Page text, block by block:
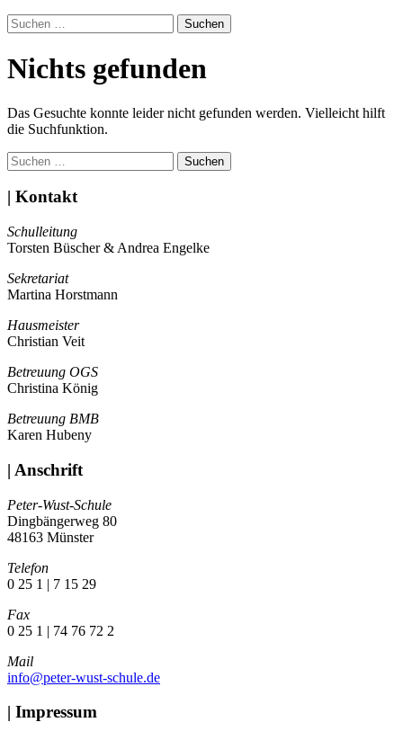
Suchen
nach:
Nichts gefunden
Das Gesuchte konnte leider nicht gefunden werden. Vielleicht hilft
die Suchfunktion.
Suchen
nach:
| Kontakt
Schulleitung
Torsten Büscher & Andrea Engelke
Sekretariat
Martina Horstmann
Hausmeister
Christian Veit
Betreuung OGS
Christina König
Betreuung BMB
Karen Hubeny
| Anschrift
Peter-Wust-Schule
Dingbängerweg 80
48163 Münster
Telefon
0 25 1 | 7 15 29
Fax
0 25 1 | 74 76 72 2
Mail
info@peter-wust-schule.de
| Impressum